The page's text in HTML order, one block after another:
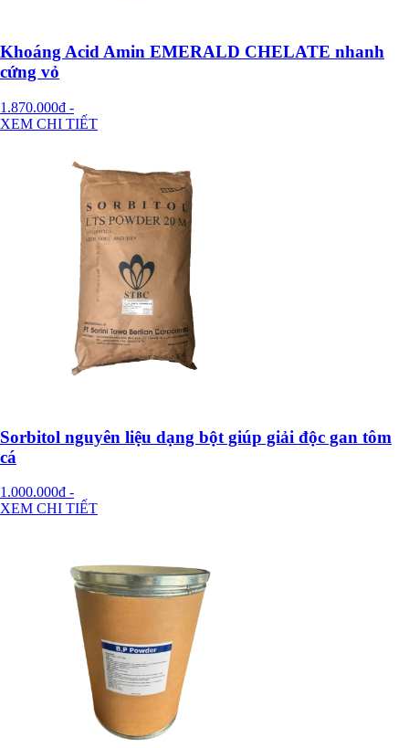
Khoáng Acid Amin EMERALD CHELATE nhanh
cứng vỏ
1.870.000đ -
XEM CHI TIẾT
Sorbitol nguyên liệu dạng bột giúp giải độc gan tôm
cá
1.000.000đ -
XEM CHI TIẾT